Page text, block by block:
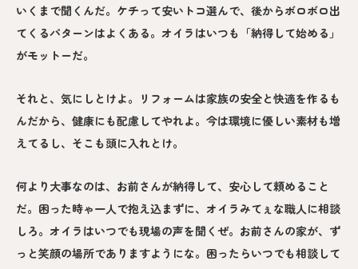
いくまで聞くんだ。ケチって安いトコ選んで、後からボロボロ出
てくるパターンはよくある。オイラはいつも「納得して始める」
がモットーだ。
それと、気にしとけよ。リフォームは家族の安全と快適を作るも
んだから、健康にも配慮してやれよ。今は環境に優しい素材も増
えてるし、そこも頭に入れとけ。
何より大事なのは、お前さんが納得して、安心して頼めること
だ。困った時ゃ一人で抱え込まずに、オイラみてぇな職人に相談
しろ。オイラはいつでも現場の声を聞くぜ。お前さんの家が、ず
っと笑顔の場所でありますようにな。困ったらいつでも相談して